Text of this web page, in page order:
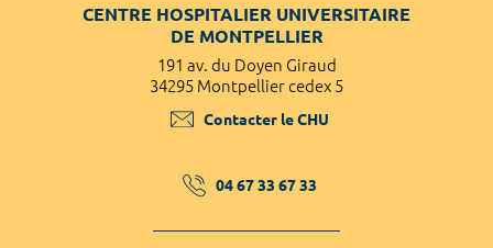
CENTRE HOSPITALIER UNIVERSITAIRE
DE MONTPELLIER
191 av. du Doyen Giraud
34295 Montpellier cedex 5
Contacter le CHU
04 67 33 67 33